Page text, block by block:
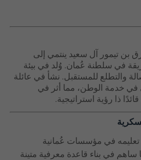
بن تيمور آل سعيد ينتمي إلى
في سلطنة عُمان. وُلد في بيئة
والتطلع للمستقبل. نشأ في عائلة
في خدمة الوطن، مما أثر في
ذا رؤية استراتيجية.
في مؤسسات عُمانية
ساهم في بناء قاعدة معرفية متينة